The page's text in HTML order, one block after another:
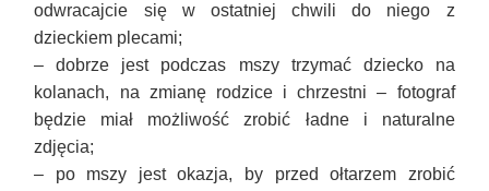
odwracajcie się w ostatniej chwili do niego z
dzieckiem plecami;
– dobrze jest podczas mszy trzymać dziecko na
kolanach, na zmianę rodzice i chrzestni – fotograf
będzie miał możliwość zrobić ładne i naturalne
zdjęcia;
– po mszy jest okazja, by przed ołtarzem zrobić